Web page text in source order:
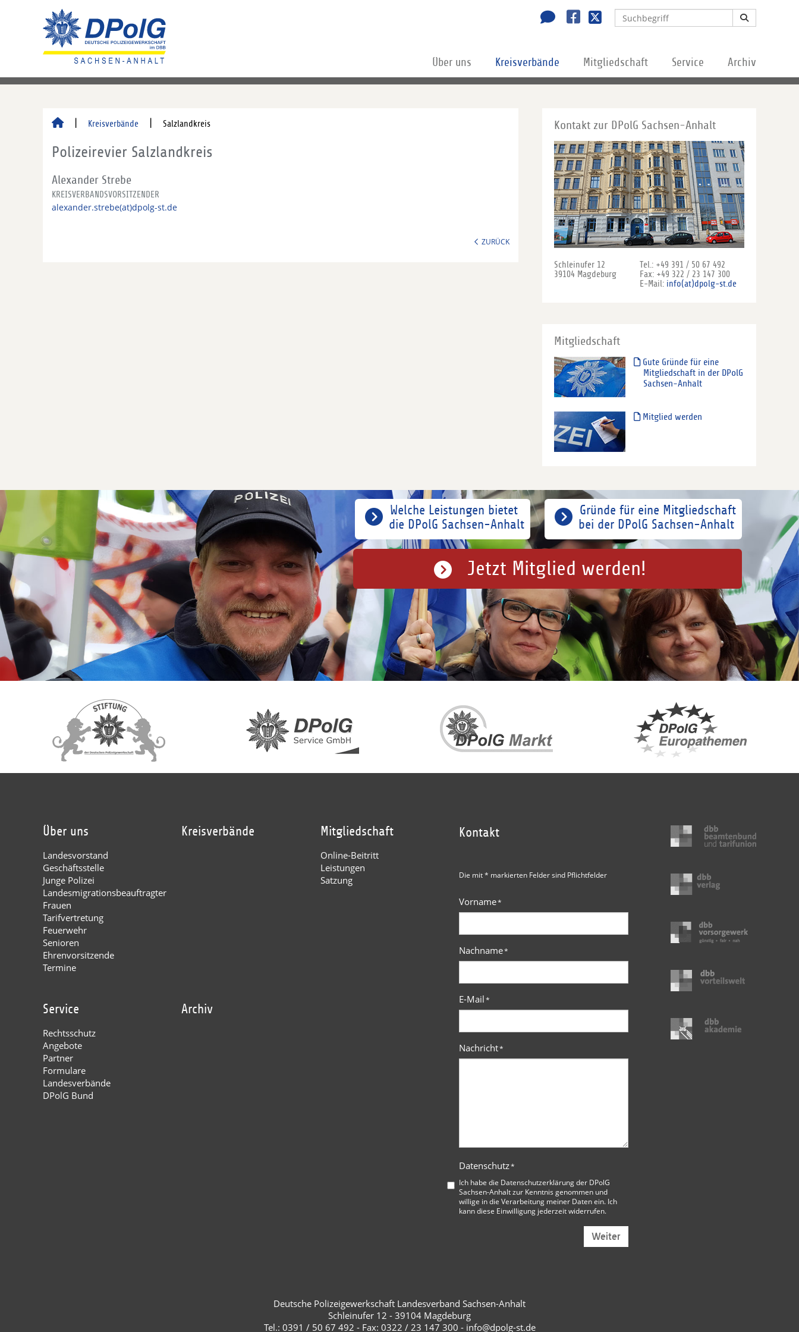
Über uns Kreisverbände Mitgliedschaft Service Archiv
Kreisverbände Salzlandkreis
Polizeirevier Salzlandkreis
Alexander Strebe
KREISVERBANDSVORSITZENDER
alexander.strebe(at)dpolg-st.de
ZURÜCK
Kontakt zur DPolG Sachsen-Anhalt
Schleinufer 12
39104 Magdeburg
Tel.: +49 391 / 50 67 492
Fax: +49 322 / 23 147 300
E-Mail: info(at)dpolg-st.de
Mitgliedschaft
Gute Gründe für eine
Mitgliedschaft in der DPolG
Sachsen-Anhalt
Mitglied werden
Gründe für eine Mitgliedschaft
bei der DPolG Sachsen-Anhalt
Welche Leistungen bietet
die DPolG Sachsen-Anhalt
Jetzt Mitglied werden!
Über uns
Landesvorstand
Geschäftsstelle
Junge Polizei
Landesmigrationsbeauftragter
Frauen
Tarifvertretung
Feuerwehr
Senioren
Ehrenvorsitzende
Termine
Kreisverbände Mitgliedschaft
Online-Beitritt
Leistungen
Satzung
Service
Rechtsschutz
Angebote
Partner
Formulare
Landesverbände
DPolG Bund
Archiv
Kontakt
Die mit * markierten Felder sind Pflichtfelder
Vorname*
Nachname*
E-Mail*
Nachricht*
Datenschutz*
Ich habe die Datenschutzerklärung der DPolG
Sachsen-Anhaltzur Kenntnis genommen und
willige in die Verarbeitung meiner Daten ein. Ich
kann diese Einwilligung jederzeit widerrufen.
Weiter
Deutsche Polizeigewerkschaft Landesverband Sachsen-Anhalt
Schleinufer 12 - 39104 Magdeburg
Tel.: 0391 / 50 67 492 - Fax: 0322 / 23 147 300 - info@dpolg-st.de